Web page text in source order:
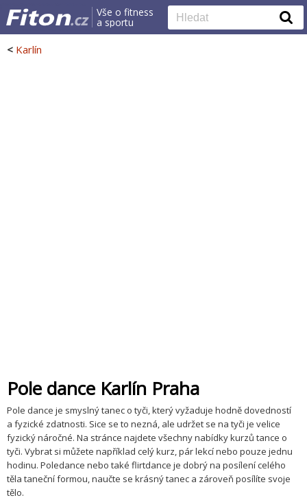
Vše o fitness
a sportu
< Karlín
Pole dance Karlín Praha
Pole dance je smyslný tanec o tyči, který vyžaduje hodně dovedností
a fyzické zdatnosti. Sice se to nezná, ale udržet se na tyči je velice
fyzický náročné. Na stránce najdete všechny nabídky kurzů tance o
tyči. Vybrat si můžete například celý kurz, pár lekcí nebo pouze jednu
hodinu. Poledance nebo také flirtdance je dobrý na posílení celého
těla taneční formou, naučte se krásný tanec a zároveň posílíte svoje
tělo.